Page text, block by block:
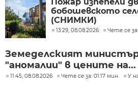
бобошевското
(СНИМКИ)
13:29, 08.08.2026 Чете се
Земеделският
"аномалии" в цените на...
11:45, 08.08.2026 Чете се за: 01:17 мин. У